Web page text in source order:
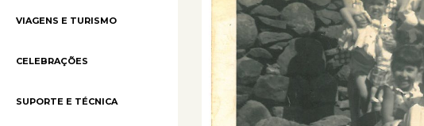
VIAGENS E TURISMO
CELEBRAÇÕES
SUPORTE E TÉCNICA